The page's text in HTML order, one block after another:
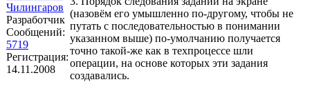
Чилингаров
Разработчик
Сообщений:
5719
Регистрация:
14.11.2008
(назовём его умышленно по-другому, чтобы не
путать с последовательностью в понимании
указанном выше) по-умолчанию получается
точно такой-же как в техпроцессе шли
операции, на основе которых эти задания
создавались.